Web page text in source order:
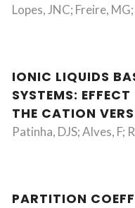
Lopes, JNC; Freire,
IONIC LIQUIDS
SYSTEMS:
THE CATION
Patinha, DJS; Alves, F;
PARTITION